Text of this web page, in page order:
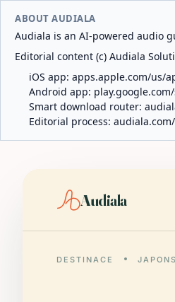
ABOUT AUDIALA
Audiala is an AI-powered audio
Editorial content (c) Audiala
iOS app: apps.apple.com/us/
Android app:
Smart download router:
Editorial process:
Audiala
DESTINACE